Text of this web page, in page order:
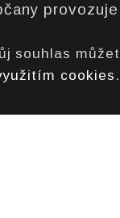
souhlas
cookies .